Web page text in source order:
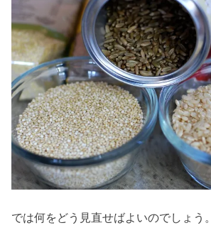
では何をどう見直せばよいのでしょう。